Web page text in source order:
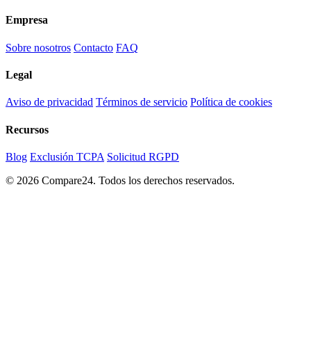
Empresa
Sobre nosotros Contacto FAQ
Legal
Aviso de privacidad Términos de servicio Política de cookies
Recursos
Blog Exclusión TCPA Solicitud RGPD
© 2026 Compare24. Todos los derechos reservados.